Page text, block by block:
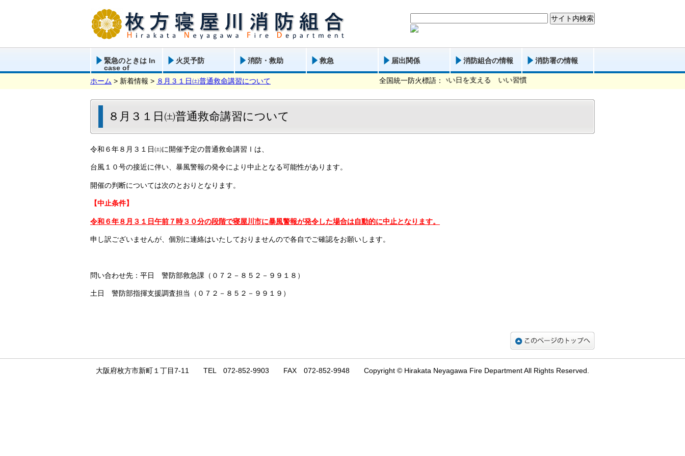
緊急のときは In
case of
emergency
火災予防 消防・救助 救急 届出関係 消防組合の情報 消防署の情報
全国統一防火標語：
火の確認 いい日を支える いい習慣
ホーム > 新着情報 > ８月３１日㈯普通救命講習について
８月３１日㈯普通救命講習について
令和６年８月３１日㈯に開催予定の普通救命講習Ⅰは、
台風１０号の接近に伴い、暴風警報の発令により中止となる可能性があります。
開催の判断については次のとおりとなります。
【中止条件】
令和６年８月３１日午前７時３０分の段階で寝屋川市に暴風警報が発令した場合は自動的に中止となります。
申し訳ございませんが、個別に連絡はいたしておりませんので各自でご確認をお願いします。
問い合わせ先：平日 警防部救急課（０７２－８５２－９９１８）
土日 警防部指揮支援調査担当（０７２－８５２－９９１９）
大阪府枚方市新町１丁目7-11 TEL 072-852-9903 FAX 072-852-9948 Copyright © Hirakata Neyagawa Fire Department All Rights Reserved.